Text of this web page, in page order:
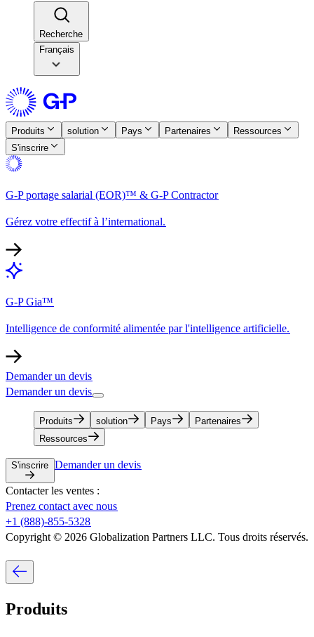
Recherche​​
Français
Produits​​ solution​​ Pays​​ Partenaires​​
Ressources​​
S'inscrire​​
G-P portage salarial (EOR)™ & G-P Contractor​​
Gérez votre effectif à l’international.​​
G-P Gia™​​
Intelligence de conformité alimentée par l'intelligence artificielle.​​
Demander un devis​​
Demander un devis​​
Produits​​ solution​​ Pays​​
Partenaires​​
Ressources​​
S'inscrire​​ Demander un devis​​
Contacter les ventes :​​
Prenez contact avec nous​​
+1 (888)-855-5328​​
Copyright © 2026 Globalization Partners LLC. Tous droits réservés.​​
Produits​​